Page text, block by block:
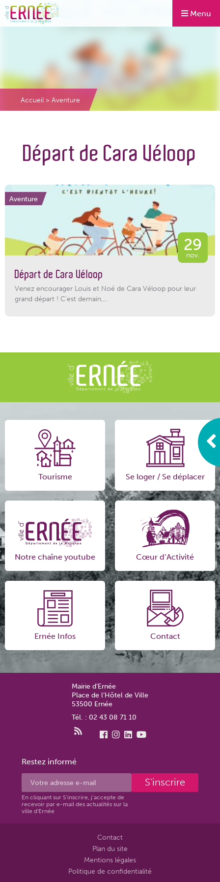
Menu
Accueil > Aventure
Départ de Cara Véloop
Aventure
29
nov.
Départ de Cara Véloop
Venez encourager Louis et Noé de Cara Véloop pour leur
grand départ ! C'est demain,...
Tourisme Se loger / Se déplacer
Notre chaîne youtube Cœur d’Activité
Ernée Infos Contact
Mairie d’Ernée
Place de l’Hôtel de Ville
53500 Ernée
Tél. : 02 43 08 71 10
Restez informé
En cliquant sur S'inscrire, j’accepte de
recevoir par e-mail des actualités sur la
ville d'Ernée
S'inscrire
Contact
Plan du site
Mentions légales
Politique de confidentialité